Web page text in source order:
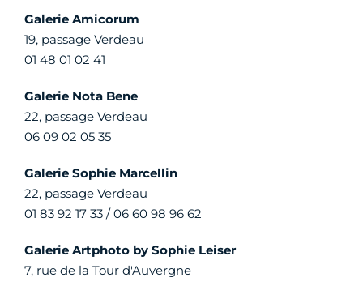
Galerie Amicorum
19, passage Verdeau
01 48 01 02 41
Galerie Nota Bene
22, passage Verdeau
06 09 02 05 35
Galerie Sophie Marcellin
22, passage Verdeau
01 83 92 17 33 / 06 60 98 96 62
Galerie Artphoto by Sophie Leiser
7, rue de la Tour d'Auvergne